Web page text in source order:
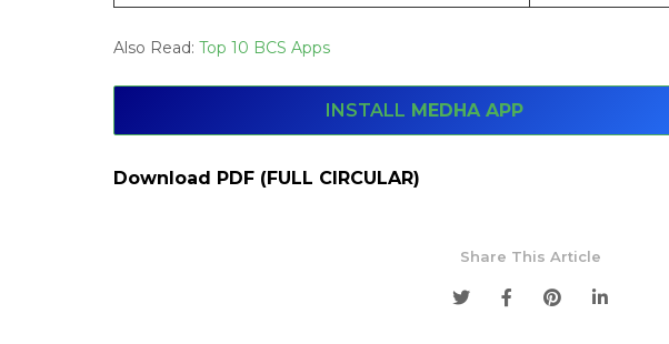
Also Read: Top 10 BCS Apps
INSTALL MEDHA APP
Download PDF (FULL CIRCULAR)
Share This Article